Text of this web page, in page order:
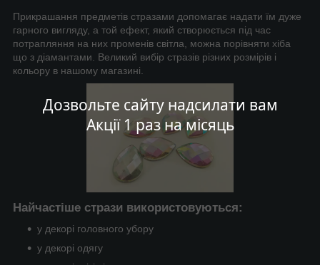
Дозвольте сайту надсилати вам
Акції 1 раз на місяць
Прикрашання предметів стразами допомагає надати їм дуже
гарного вигляду, а той ефект, який створюється під час
потрапляння на них променів світла, можна порівняти хіба
що з діамантами. Великий вибір стразів різних розмірів і
кольору в нашому магазині.
Найчастіше стрази використовуються:
у декорі головного убору
у декорі одягу